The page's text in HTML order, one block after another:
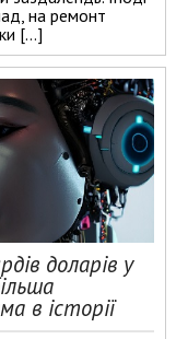
на ремонт
[…]
доларів у
в історії